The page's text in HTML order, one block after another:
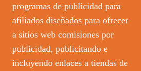
programas de publicidad para
afiliados diseñados para ofrecer
a sitios web comisiones por
publicidad, publicitando e
incluyendo enlaces a tiendas de